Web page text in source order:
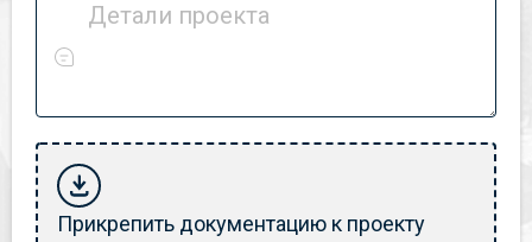
Детали проекта
Прикрепить документацию к проекту